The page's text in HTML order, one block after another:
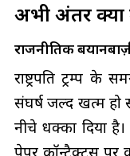
अभी अंतर क्यों
राजनीतिक
राष्ट्रपति ट्रम्प
संघर्ष जल्द खत्म हो
नीचे धक्का दिया